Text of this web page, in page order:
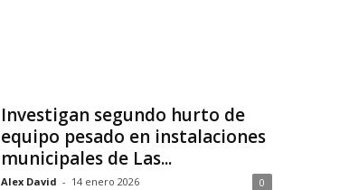
Investigan segundo hurto de
equipo pesado en instalaciones
municipales de Las...
Alex David - 14 enero 2026 0